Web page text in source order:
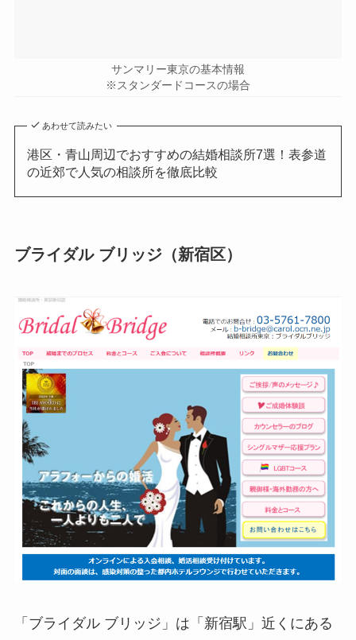
サンマリー東京の基本情報
※スタンダードコースの場合
あわせて読みたい
港区・青山周辺でおすすめの結婚相談所7選！表参道
の近郊で人気の相談所を徹底比較
ブライダル ブリッジ（新宿区）
「ブライダル ブリッジ」は「新宿駅」近くにある